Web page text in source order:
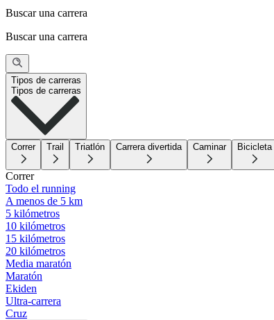
Buscar una carrera
Buscar una carrera
Tipos de carreras
Tipos de carreras
Correr Trail Triatlón Carrera divertida Caminar Bicicleta
Correr
Todo el running
A menos de 5 km
5 kilómetros
10 kilómetros
15 kilómetros
20 kilómetros
Media maratón
Maratón
Ekiden
Ultra-carrera
Cruz